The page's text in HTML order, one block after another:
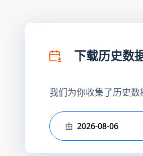
下载历史数
我们为你收集了历史
选择开始日期
由